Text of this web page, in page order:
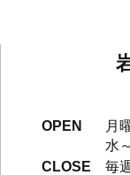
OPEN
月
水
CLOSE
毎